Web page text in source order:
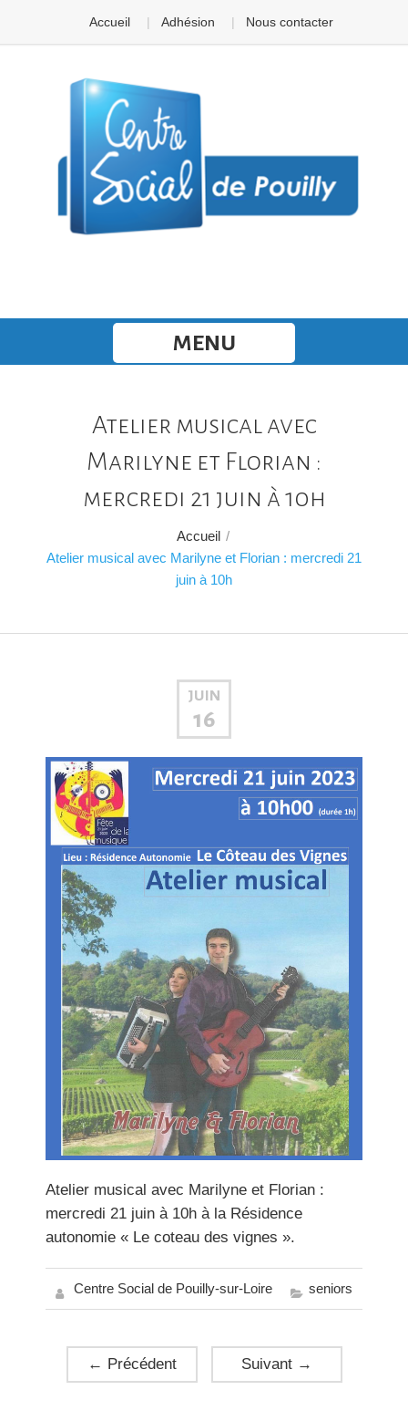
Accueil Adhésion Nous contacter
MENU
Atelier musical avec
Marilyne et Florian :
mercredi 21 juin à 10h
Accueil /
Atelier musical avec Marilyne et Florian : mercredi 21
juin à 10h
JUIN
16
Atelier musical avec Marilyne et Florian :
mercredi 21 juin à 10h à la Résidence
autonomie « Le coteau des vignes ».
Centre Social de Pouilly-sur-Loire seniors
← Précédent Suivant →